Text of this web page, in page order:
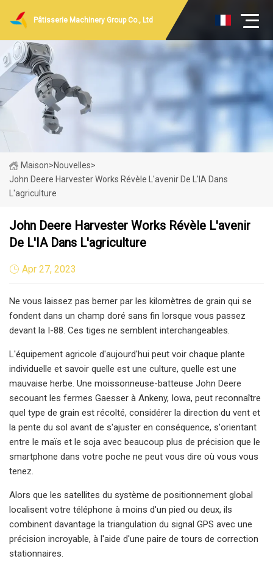
Pâtisserie Machinery Group Co., Ltd
Maison>Nouvelles>
John Deere Harvester Works Révèle L'avenir De L'IA Dans
L'agriculture
John Deere Harvester Works Révèle L'avenir
De L'IA Dans L'agriculture
Apr 27, 2023
Ne vous laissez pas berner par les kilomètres de grain qui se
fondent dans un champ doré sans fin lorsque vous passez
devant la I-88. Ces tiges ne semblent interchangeables.
L'équipement agricole d'aujourd'hui peut voir chaque plante
individuelle et savoir quelle est une culture, quelle est une
mauvaise herbe. Une moissonneuse-batteuse John Deere
secouant les fermes Gaesser à Ankeny, Iowa, peut reconnaître
quel type de grain est récolté, considérer la direction du vent et
la pente du sol avant de s'ajuster en conséquence, s'orientant
entre le maïs et le soja avec beaucoup plus de précision que le
smartphone dans votre poche ne peut vous dire où vous vous
tenez.
Alors que les satellites du système de positionnement global
localisent votre téléphone à moins d'un pied ou deux, ils
combinent davantage la triangulation du signal GPS avec une
précision incroyable, à l'aide d'une paire de tours de correction
stationnaires.